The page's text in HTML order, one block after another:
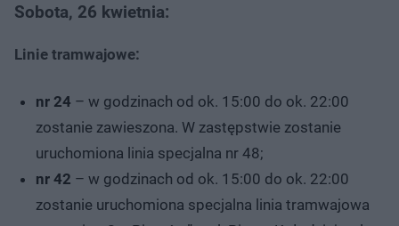
Sobota, 26 kwietnia:
Linie tramwajowe:
nr 24 – w godzinach od ok. 15:00 do ok. 22:00
zostanie zawieszona. W zastępstwie zostanie
uruchomiona linia specjalna nr 48;
nr 42 – w godzinach od ok. 15:00 do ok. 22:00
zostanie uruchomiona specjalna linia tramwajowa